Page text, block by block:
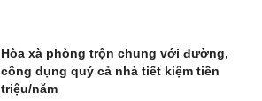
Hòa xà phòng trộn chung với đường,
công dụng quý cả nhà tiết kiệm tiền
triệu/năm